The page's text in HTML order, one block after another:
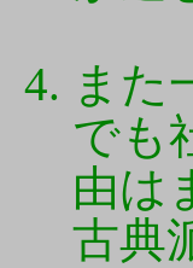
また
でも
由は
古典